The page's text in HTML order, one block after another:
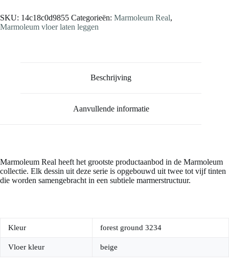
SKU: 14c18c0d9855 Categorieën: Marmoleum Real,
Marmoleum vloer laten leggen
Beschrijving
Aanvullende informatie
Marmoleum Real heeft het grootste productaanbod in de Marmoleum
collectie. Elk dessin uit deze serie is opgebouwd uit twee tot vijf tinten
die worden samengebracht in een subtiele marmerstructuur.
Kleur forest ground 3234
Vloer kleur beige